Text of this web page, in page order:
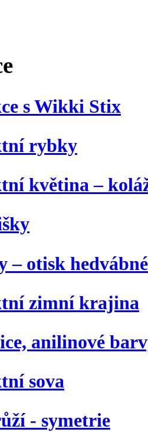
s Wikki Stix
rybky
květina –
– otisk
zimní krajina
anilinové
sova
- symetrie